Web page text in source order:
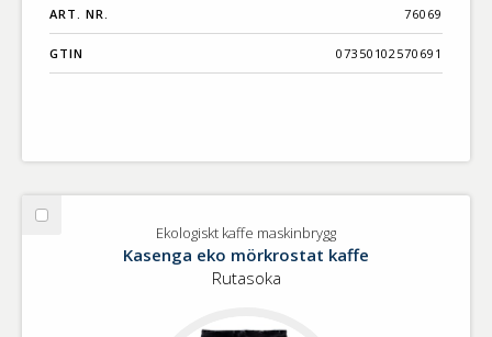
ART. NR. 76069
GTIN 07350102570691
Välj
Ekologiskt kaffe maskinbrygg
Kasenga eko mörkrostat kaffe
Rutasoka